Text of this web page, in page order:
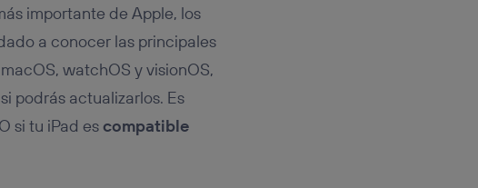
importante de Apple, los
a conocer las principales
watchOS y visionOS,
podrás actualizarlos. Es
si tu iPad escompatible
mismo identificador.
o análisis se
del hogar que
que se basará
Utiq” en la parte